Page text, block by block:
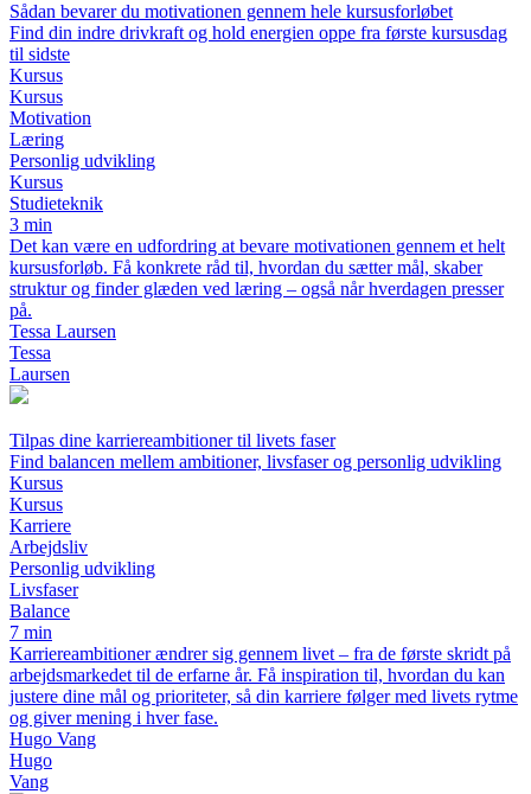
Sådan bevarer du motivationen gennem hele kursusforløbet
Find din indre drivkraft og hold energien oppe fra første kursusdag
til sidste
Kursus
Kursus
Motivation
Læring
Personlig udvikling
Kursus
Studieteknik
3 min
Det kan være en udfordring at bevare motivationen gennem et helt
kursusforløb. Få konkrete råd til, hvordan du sætter mål, skaber
struktur og finder glæden ved læring – også når hverdagen presser
på.
Tessa Laursen
Tessa
Laursen
Tilpas dine karriereambitioner til livets faser
Find balancen mellem ambitioner, livsfaser og personlig udvikling
Kursus
Kursus
Karriere
Arbejdsliv
Personlig udvikling
Livsfaser
Balance
7 min
Karriereambitioner ændrer sig gennem livet – fra de første skridt på
arbejdsmarkedet til de erfarne år. Få inspiration til, hvordan du kan
justere dine mål og prioriteter, så din karriere følger med livets rytme
og giver mening i hver fase.
Hugo Vang
Hugo
Vang